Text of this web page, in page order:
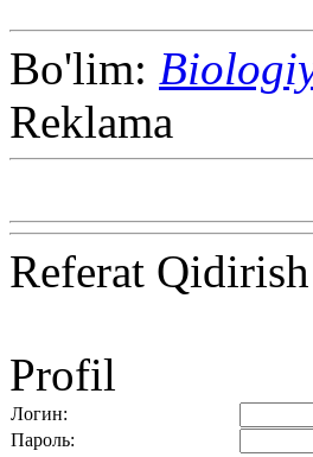
Bo'lim:
Reklama
Referat Qidirish
Profil
Логин:
Пароль: